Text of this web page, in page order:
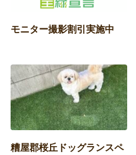
モニター撮影割引実施中
糟屋郡桜丘ドッグランスペ